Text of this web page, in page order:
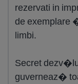
rezervati in
de exemplare
limbi.
Secret
guverneaz�